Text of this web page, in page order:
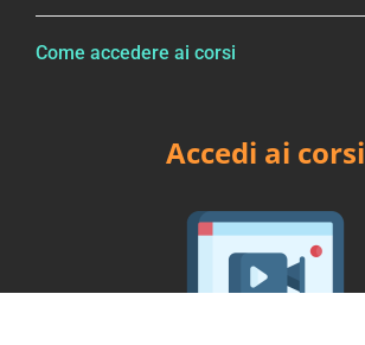
Come accedere ai corsi
Accedi ai corsi